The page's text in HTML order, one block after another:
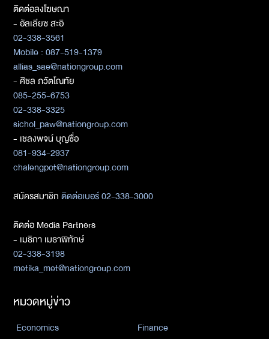
ติดต่อลงโฆษณา
- อัลเลียซ สะอิ
02-338-3561
Mobile : 087-519-1379
allias_sae@nationgroup.com
- ศิชล ภวัตโณทัย
085-255-6753
02-338-3325
sichol_paw@nationgroup.com
- เชลงพจน์ บุญซื่อ
081-934-2937
chalengpot@nationgroup.com
สมัครสมาชิกติดต่อเบอร์ 02-338-3000
ติดต่อ Media Partners
- เมธิกา เมธาพิทักษ์
02-338-3198
metika_met@nationgroup.com
หมวดหมู่ข่าว
Economics
Finance